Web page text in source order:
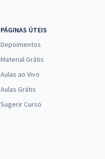
PÁGINAS ÚTEIS
Depoimentos
Material Grátis
Aulas ao Vivo
Aulas Grátis
Sugerir Curso